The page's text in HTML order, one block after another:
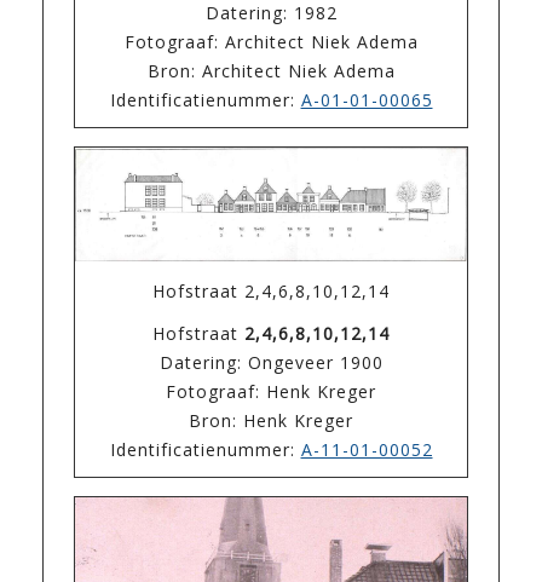
Datering: 1982
Fotograaf: Architect Niek Adema
Bron: Architect Niek Adema
Identificatienummer: A-01-01-00065
Hofstraat 2,4,6,8,10,12,14
Hofstraat 2,4,6,8,10,12,14
Datering: Ongeveer 1900
Fotograaf: Henk Kreger
Bron: Henk Kreger
Identificatienummer: A-11-01-00052